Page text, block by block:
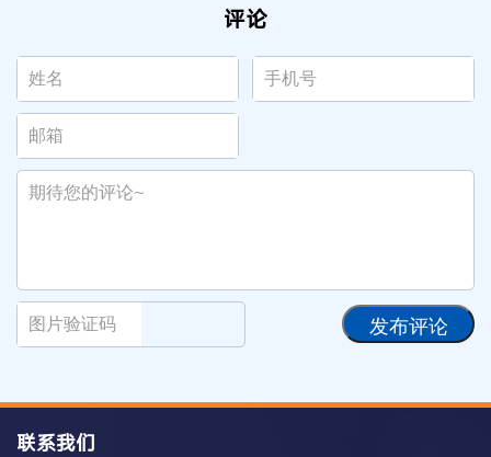
评论
发布评论
联系我们